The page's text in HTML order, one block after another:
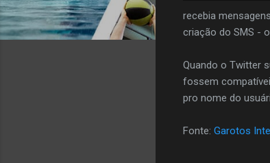
recebia
criação do SMS -
Quando o Twitter
fossem
pro nome do
Fonte: Garotos